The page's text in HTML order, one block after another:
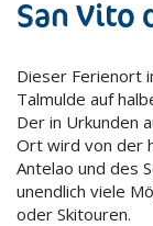
San Vito
Dieser Ferienort
Talmulde auf
Der in Urkunden
Ort wird von der
Antelao und des
unendlich viele
oder Skitouren.